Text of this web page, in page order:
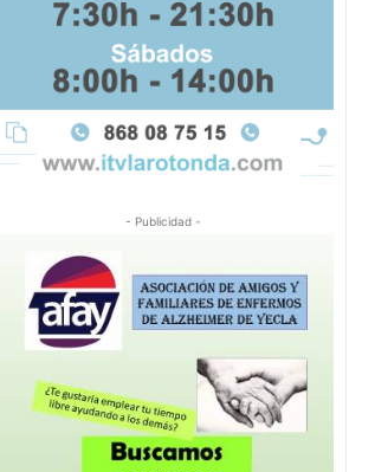
- Publicidad -